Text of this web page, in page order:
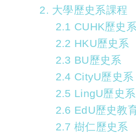
2. 大學歷史系課程
2.1 CUHK歷史系
2.2 HKU歷史系
2.3 BU歷史系
2.4 CityU歷史系
2.5 LingU歷史系
2.6 EdU歷史教
2.7 樹仁歷史系